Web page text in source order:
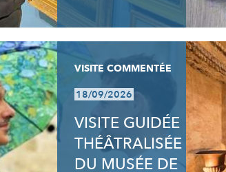
VISITE COMMENTÉE
18/09/2026
VISITE GUIDÉE
THÉÂTRALISÉE
DU MUSÉE DE